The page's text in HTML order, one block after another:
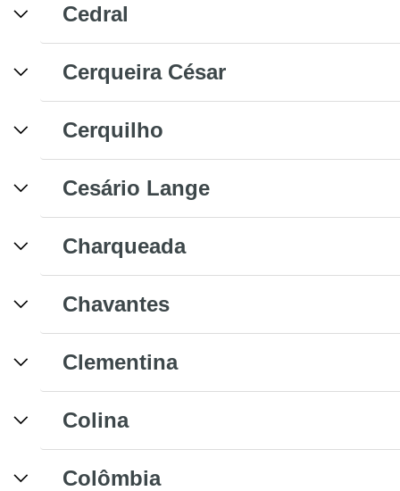
Cedral
Cerqueira César
Cerquilho
Cesário Lange
Charqueada
Chavantes
Clementina
Colina
Colômbia